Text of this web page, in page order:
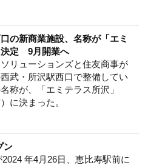
の新商業施設、名称が「エミ
決定 9月開業へ
リューションズと住友商事が
武・所沢駅西口で整備してい
称が、「エミテラス所沢」
に決まった。
ン
年4月26日、恵比寿駅前に